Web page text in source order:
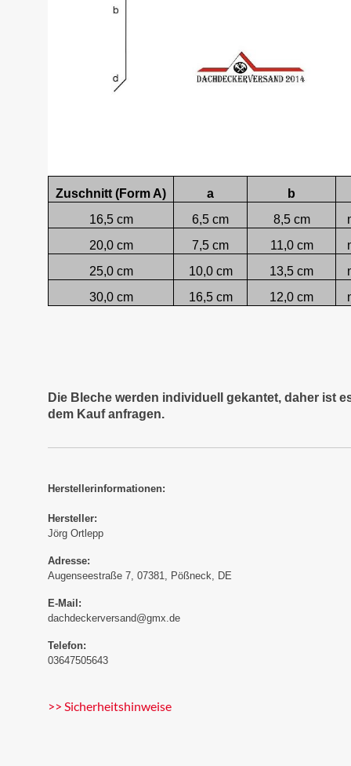
Zuschnitt (Form A) a b
16,5 cm
6,5 cm 8,5 cm
20,0 cm
7,5 cm 11,0 cm
25,0 cm
10,0 cm 13,5 cm
30,0 cm
16,5 cm 12,0 cm
Die Bleche werden individuell gekantet, daher ist
dem Kauf anfragen.
Herstellerinformationen:
Hersteller:
Jörg Ortlepp
Adresse:
Augenseestraße 7, 07381, Pößneck, DE
E-Mail:
dachdeckerversand@gmx.de
Telefon:
03647505643
>> Sicherheitshinweise